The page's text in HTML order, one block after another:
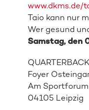
www.dkms.de/
Taio kann nur
Wer gesund
Samstag, den
Foyer
Am
04105 Leipzig